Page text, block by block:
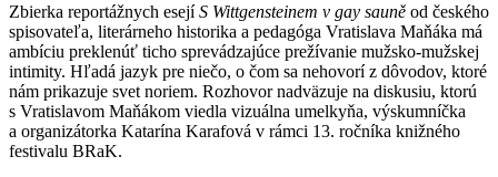
Zbierka reportážnych esejíS Wittgensteinem v gay sauně od českého
spisovateľa, literárneho historika a pedagóga Vratislava Maňáka má
ambíciu preklenúť ticho sprevádzajúce prežívanie mužsko-mužskej
intimity. Hľadá jazyk pre niečo, o čom sa nehovorí z dôvodov, ktoré
nám prikazuje svet noriem. Rozhovor nadväzuje na diskusiu, ktorú
s Vratislavom Maňákom viedla vizuálna umelkyňa, výskumníčka
a organizátorka Katarína Karafová v rámci 13. ročníka knižného
festivalu BRaK.